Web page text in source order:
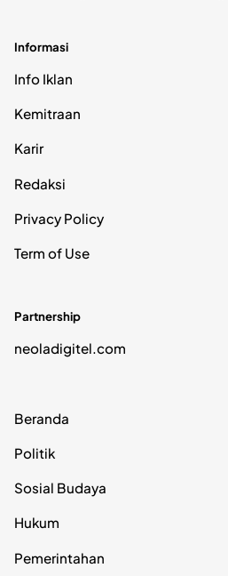
Informasi
Info Iklan
Kemitraan
Karir
Redaksi
Privacy Policy
Term of Use
Partnership
neoladigitel.com
Beranda
Politik
Sosial Budaya
Hukum
Pemerintahan